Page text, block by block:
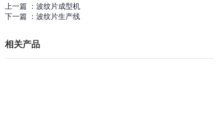
上一篇 ： 波纹片成型机
下一篇 ： 波纹片生产线
相关产品